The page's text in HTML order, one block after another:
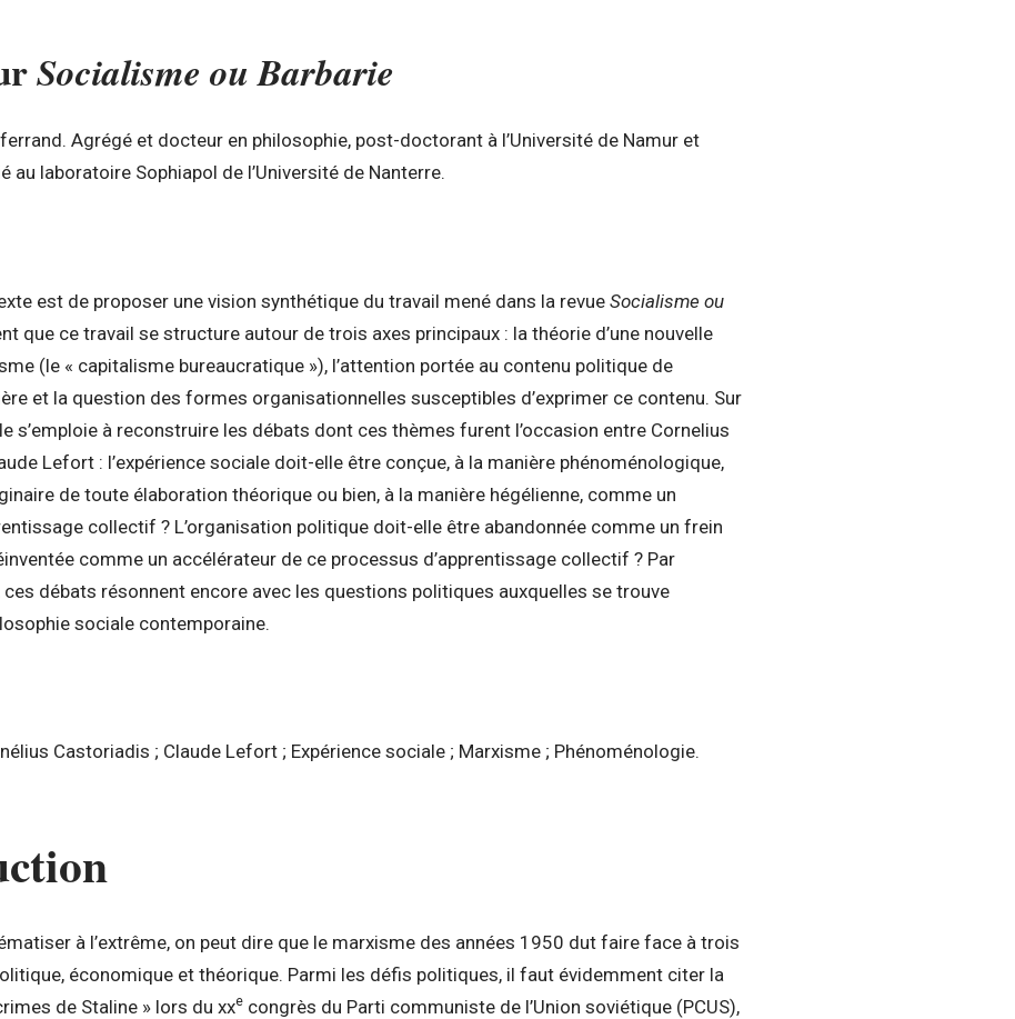
Socialisme ou Barbarie
Agrégé et docteur en philosophie, post-doctorant à l’Université de Namur et
au laboratoire Sophiapol de l’Université de Nanterre.
est de proposer une vision synthétique du travail mené dans la revue Socialisme ou
que ce travail se structure autour de trois axes principaux : la théorie d’une nouvelle
(le « capitalisme bureaucratique »), l’attention portée au contenu politique de
et la question des formes organisationnelles susceptibles d’exprimer ce contenu. Sur
s’emploie à reconstruire les débats dont ces thèmes furent l’occasion entre Cornelius
Lefort : l’expérience sociale doit-elle être conçue, à la manière phénoménologique,
de toute élaboration théorique ou bien, à la manière hégélienne, comme un
collectif ? L’organisation politique doit-elle être abandonnée comme un frein
comme un accélérateur de ce processus d’apprentissage collectif ? Par
débats résonnent encore avec les questions politiques auxquelles se trouve
sociale contemporaine.
Castoriadis ; Claude Lefort ; Expérience sociale ; Marxisme ; Phénoménologie.
à l’extrême, on peut dire que le marxisme des années 1950 dut faire face à trois
économique et théorique. Parmi les défis politiques, il faut évidemment citer la
de Staline » lors du xxe congrès du Parti communiste de l’Union soviétique (PCUS),